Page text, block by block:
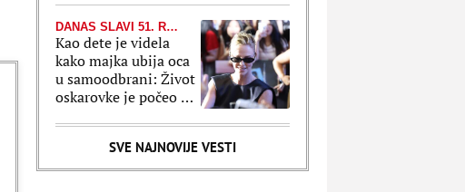
DANAS SLAVI 51. ROĐENDAN
Kao dete je videla
kako majka ubija oca
u samoodbrani: Život
oskarovke je počeo u
bajku
SVE NAJNOVIJE VESTI